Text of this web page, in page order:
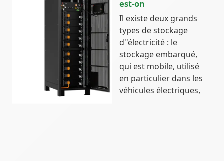
est-on
Il existe deux grands
types de stockage
d''électricité : le
stockage embarqué,
qui est mobile, utilisé
en particulier dans les
véhicules électriques,